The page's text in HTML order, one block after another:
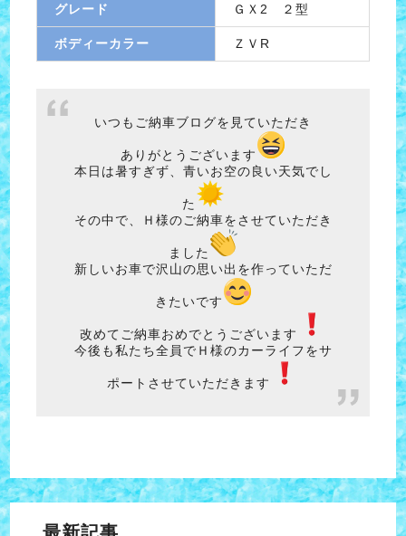
グレード ＧＸ2 ２型
ボディーカラー ＺＶR
いつもご納車ブログを見ていただき
ありがとうございます
本日は暑すぎず、青いお空の良い天気でし
た
その中で、Ｈ様のご納車をさせていただき
ました
新しいお車で沢山の思い出を作っていただ
きたいです
改めてご納車おめでとうございます
今後も私たち全員でＨ様のカーライフをサ
ポートさせていただきます